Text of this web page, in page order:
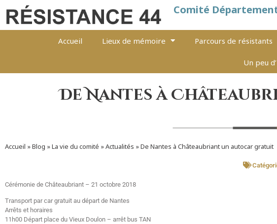
Comité
Accueil Lieux de mémoire Parcours de résistants
Un peu
De Nantes à
Accueil »Blog »La vie du comité »Actualités »De Nantes à Châteaubriant un autocar gratuit
Cérémonie de Châteaubriant – 21 octobre 2018
Transport par car gratuit au départ de Nantes
Arrêts et horaires
11h00 Départ place du Vieux Doulon – arrêt bus TAN